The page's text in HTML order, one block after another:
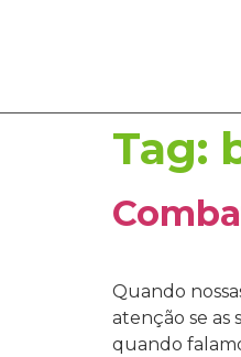
Tag:
Quando
atenção se
quando